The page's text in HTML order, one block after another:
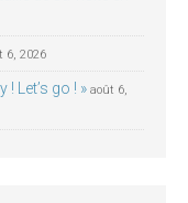
6, 2026
! Let’s go ! » août 6,